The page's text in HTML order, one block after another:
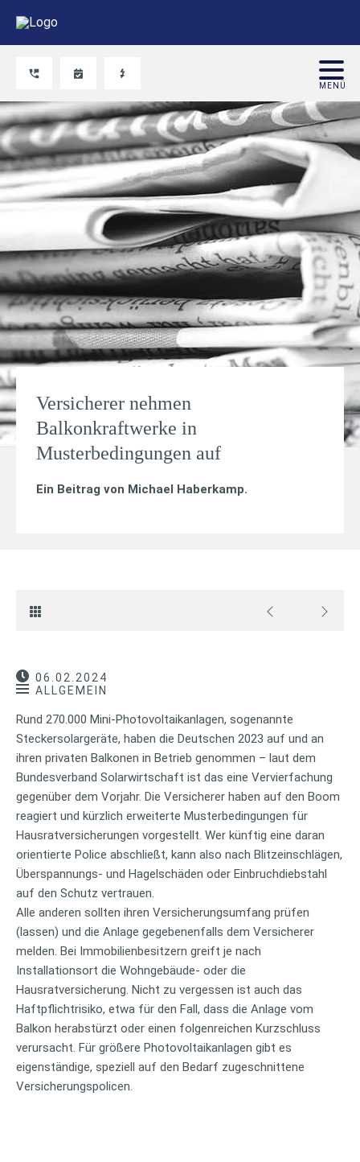
Versicherer nehmen
Balkonkraftwerke in
Musterbedingungen auf
Ein Beitrag von Michael Haberkamp.
06.02.2024
ALLGEMEIN
Rund 270.000 Mini-Photovoltaikanlagen, sogenannte
Steckersolargeräte, haben die Deutschen 2023 auf und an
ihren privaten Balkonen in Betrieb genommen – laut dem
Bundesverband Solarwirtschaft ist das eine Vervierfachung
gegenüber dem Vorjahr. Die Versicherer haben auf den Boom
reagiert und kürzlich erweiterte Musterbedingungen für
Hausratversicherungen vorgestellt. Wer künftig eine daran
orientierte Police abschließt, kann also nach Blitzeinschlägen,
Überspannungs- und Hagelschäden oder Einbruchdiebstahl
auf den Schutz vertrauen.
Alle anderen sollten ihren Versicherungsumfang prüfen
(lassen) und die Anlage gegebenenfalls dem Versicherer
melden. Bei Immobilienbesitzern greift je nach
Installationsort die Wohngebäude- oder die
Hausratversicherung. Nicht zu vergessen ist auch das
Haftpflichtrisiko, etwa für den Fall, dass die Anlage vom
Balkon herabstürzt oder einen folgenreichen Kurzschluss
verursacht. Für größere Photovoltaikanlagen gibt es
eigenständige, speziell auf den Bedarf zugeschnittene
Versicherungspolicen.